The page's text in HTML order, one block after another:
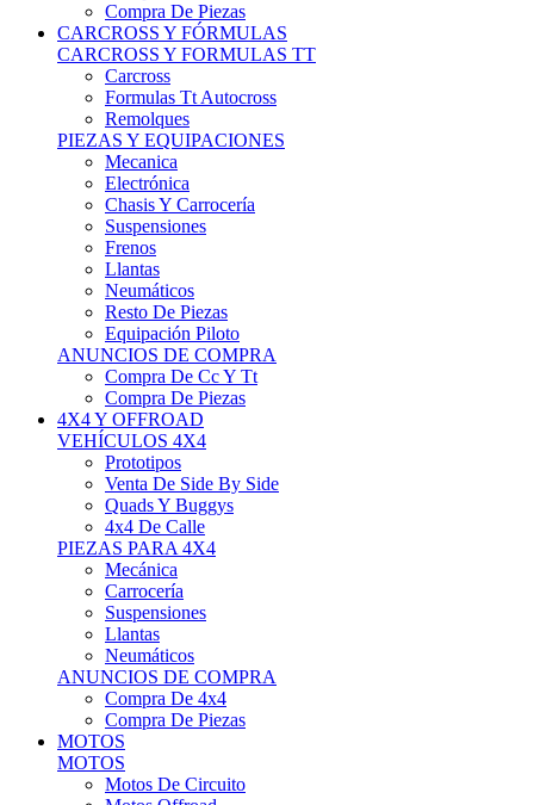
Compra De Piezas
CARCROSS Y FÓRMULAS
CARCROSS Y FORMULAS TT
Carcross
Formulas Tt Autocross
Remolques
PIEZAS Y EQUIPACIONES
Mecanica
Electrónica
Chasis Y Carrocería
Suspensiones
Frenos
Llantas
Neumáticos
Resto De Piezas
Equipación Piloto
ANUNCIOS DE COMPRA
Compra De Cc Y Tt
Compra De Piezas
4X4 Y OFFROAD
VEHÍCULOS 4X4
Prototipos
Venta De Side By Side
Quads Y Buggys
4x4 De Calle
PIEZAS PARA 4X4
Mecánica
Carrocería
Suspensiones
Llantas
Neumáticos
ANUNCIOS DE COMPRA
Compra De 4x4
Compra De Piezas
MOTOS
MOTOS
Motos De Circuito